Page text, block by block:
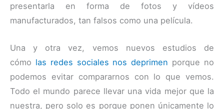
presentarla en forma de fotos y vídeos
manufacturados, tan falsos como una película.
Una y otra vez, vemos nuevos estudios de
cómo las redes sociales nos deprimen porque no
podemos evitar compararnos con lo que vemos.
Todo el mundo parece llevar una vida mejor que la
nuestra, pero solo es porque ponen únicamente lo